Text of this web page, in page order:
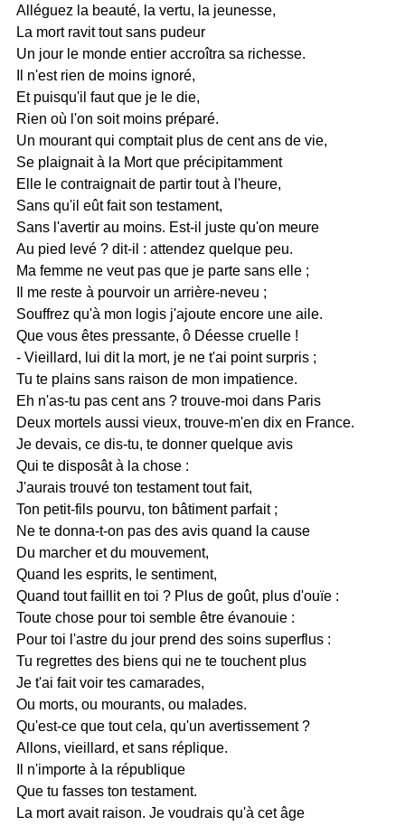
Alléguez la beauté, la vertu, la jeunesse,
La mort ravit tout sans pudeur
Un jour le monde entier accroîtra sa richesse.
Il n'est rien de moins ignoré,
Et puisqu'il faut que je le die,
Rien où l'on soit moins préparé.
Un mourant qui comptait plus de cent ans de vie,
Se plaignait à la Mort que précipitamment
Elle le contraignait de partir tout à l'heure,
Sans qu'il eût fait son testament,
Sans l'avertir au moins. Est-il juste qu'on meure
Au pied levé ? dit-il : attendez quelque peu.
Ma femme ne veut pas que je parte sans elle ;
Il me reste à pourvoir un arrière-neveu ;
Souffrez qu'à mon logis j'ajoute encore une aile.
Que vous êtes pressante, ô Déesse cruelle !
- Vieillard, lui dit la mort, je ne t'ai point surpris ;
Tu te plains sans raison de mon impatience.
Eh n'as-tu pas cent ans ? trouve-moi dans Paris
Deux mortels aussi vieux, trouve-m'en dix en France.
Je devais, ce dis-tu, te donner quelque avis
Qui te disposât à la chose :
J'aurais trouvé ton testament tout fait,
Ton petit-fils pourvu, ton bâtiment parfait ;
Ne te donna-t-on pas des avis quand la cause
Du marcher et du mouvement,
Quand les esprits, le sentiment,
Quand tout faillit en toi ? Plus de goût, plus d'ouïe :
Toute chose pour toi semble être évanouie :
Pour toi l'astre du jour prend des soins superflus :
Tu regrettes des biens qui ne te touchent plus
Je t'ai fait voir tes camarades,
Ou morts, ou mourants, ou malades.
Qu'est-ce que tout cela, qu'un avertissement ?
Allons, vieillard, et sans réplique.
Il n'importe à la république
Que tu fasses ton testament.
La mort avait raison. Je voudrais qu'à cet âge